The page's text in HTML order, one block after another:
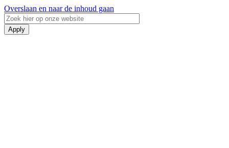
Overslaan en naar de inhoud gaan